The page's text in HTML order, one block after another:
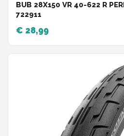
BUB 28X150 VR 40-622 R
722911
€ 28,99